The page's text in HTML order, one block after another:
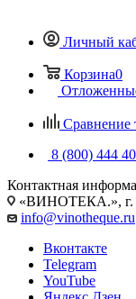
Личный
Корзина0
Сравнение
8 (800) 444
Контактная
«ВИНОТЕКА.», г.
info@vinotheque.ru
Вконтакте
Telegram
YouTube